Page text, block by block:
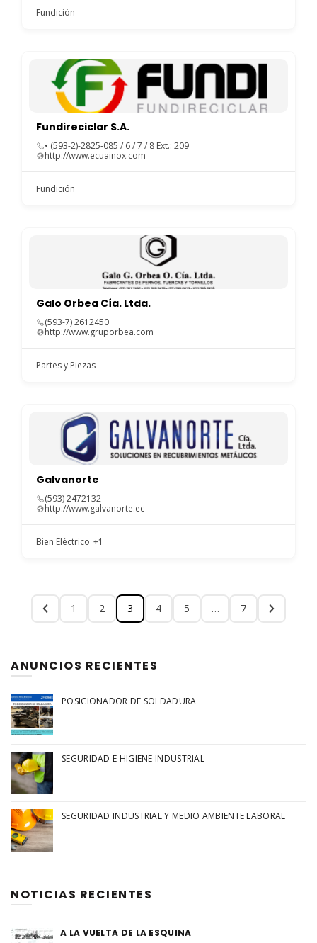
Fundición
Fundireciclar S.A.
• (593-2)-2825-085 / 6 / 7 / 8 Ext.: 209
http://www.ecuainox.com
Fundición
Galo Orbea Cía. Ltda.
(593-7) 2612450
http://www.gruporbea.com
Partes y Piezas
Galvanorte
(593) 2472132
http://www.galvanorte.ec
Bien Eléctrico +1
1 2 3 4 5 … 7
ANUNCIOS RECIENTES
POSICIONADOR DE SOLDADURA
SEGURIDAD E HIGIENE INDUSTRIAL
SEGURIDAD INDUSTRIAL Y MEDIO AMBIENTE LABORAL
NOTICIAS RECIENTES
A LA VUELTA DE LA ESQUINA